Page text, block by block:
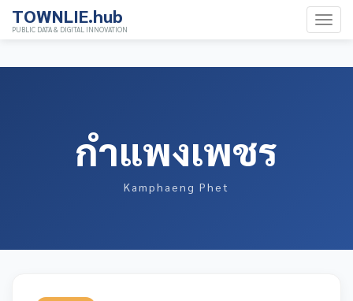
TOWNLIE.hub
PUBLIC DATA & DIGITAL INNOVATION
กำแพงเพชร
Kamphaeng Phet